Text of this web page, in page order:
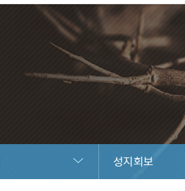
성지회보